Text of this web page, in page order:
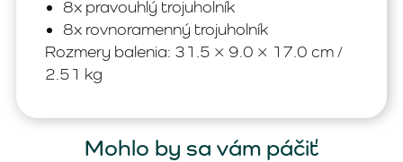
8x pravouhlý trojuholník
8x rovnoramenný trojuholník
Rozmery balenia: 31.5 × 9.0 × 17.0 cm /
2.51 kg
Mohlo by sa vám páčiť